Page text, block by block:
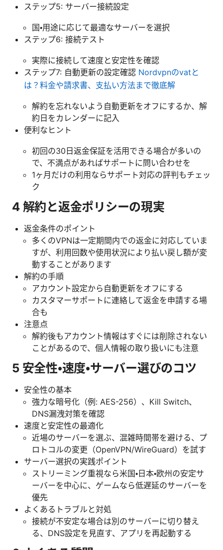
ステップ5: サーバー接続設定
国・用途に応じて最適なサーバーを選択
ステップ6: 接続テスト
実際に接続して速度と安定性を確認
ステップ7: 自動更新の設定確認 Nordvpnのvatと
は？料金や請求書、支払い方法まで徹底解
解約を忘れないよう自動更新をオフにするか、解
約日をカレンダーに記入
便利なヒント
初回の30日返金保証を活用できる場合が多いの
で、不満点があればサポートに問い合わせを
1ヶ月だけの利用ならサポート対応の評判もチェッ
ク
4 解約と返金ポリシーの現実
返金条件のポイント
多くのVPNは一定期間内での返金に対応していま
すが、利用回数や使用状況により払い戻し額が変
動することがあります
解約の手順
アカウント設定から自動更新をオフにする
カスタマーサポートに連絡して返金を申請する場
合も
注意点
解約後もアカウント情報はすぐには削除されない
ことがあるので、個人情報の取り扱いにも注意
5 安全性・速度・サーバー選びのコツ
安全性の基本
強力な暗号化（例: AES-256）、Kill Switch、
DNS漏洩対策を確認
速度と安定性の最適化
近場のサーバーを選ぶ、混雑時間帯を避ける、プ
ロトコルの変更（OpenVPN/WireGuard）を試す
サーバー選択の実践ポイント
ストリーミング重視なら米国・日本・欧州の安定サ
ーバーを中心に、ゲームなら低遅延のサーバーを
優先
よくあるトラブルと対処
接続が不安定な場合は別のサーバーに切り替え
る、DNS設定を見直す、アプリを再起動する